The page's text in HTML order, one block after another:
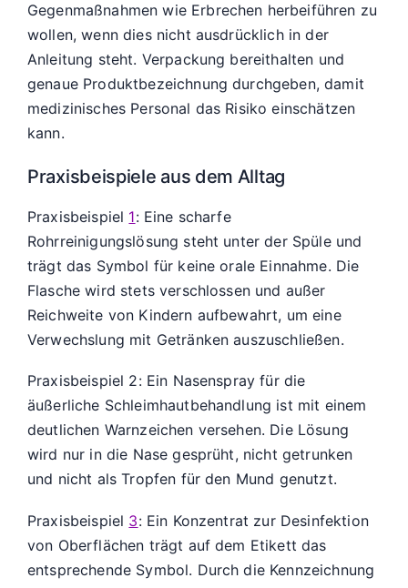
Gegenmaßnahmen wie Erbrechen herbeiführen zu
wollen, wenn dies nicht ausdrücklich in der
Anleitung steht. Verpackung bereithalten und
genaue Produktbezeichnung durchgeben, damit
medizinisches Personal das Risiko einschätzen
kann.
Praxisbeispiele aus dem Alltag
Praxisbeispiel 1: Eine scharfe
Rohrreinigungslösung steht unter der Spüle und
trägt das Symbol für keine orale Einnahme. Die
Flasche wird stets verschlossen und außer
Reichweite von Kindern aufbewahrt, um eine
Verwechslung mit Getränken auszuschließen.
Praxisbeispiel 2: Ein Nasenspray für die
äußerliche Schleimhautbehandlung ist mit einem
deutlichen Warnzeichen versehen. Die Lösung
wird nur in die Nase gesprüht, nicht getrunken
und nicht als Tropfen für den Mund genutzt.
Praxisbeispiel 3: Ein Konzentrat zur Desinfektion
von Oberflächen trägt auf dem Etikett das
entsprechende Symbol. Durch die Kennzeichnung